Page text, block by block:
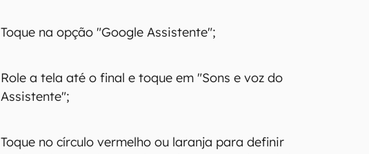
Toque na opção "Google Assistente";
Role a tela até o final e toque em "Sons e voz do
Assistente";
Toque no círculo vermelho ou laranja para definir